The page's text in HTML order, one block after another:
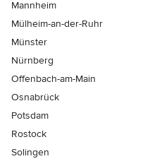
Mannheim
Mülheim-an-der-Ruhr
Münster
Nürnberg
Offenbach-am-Main
Osnabrück
Potsdam
Rostock
Solingen